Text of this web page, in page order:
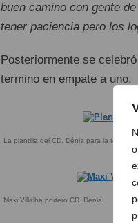
buen camino con gente
tener paciencia pero los
Posteriormente se
termino en empate a uno.
La plantilla del CD. Dénia para la
Maxi Villalba portero CD. Dénia